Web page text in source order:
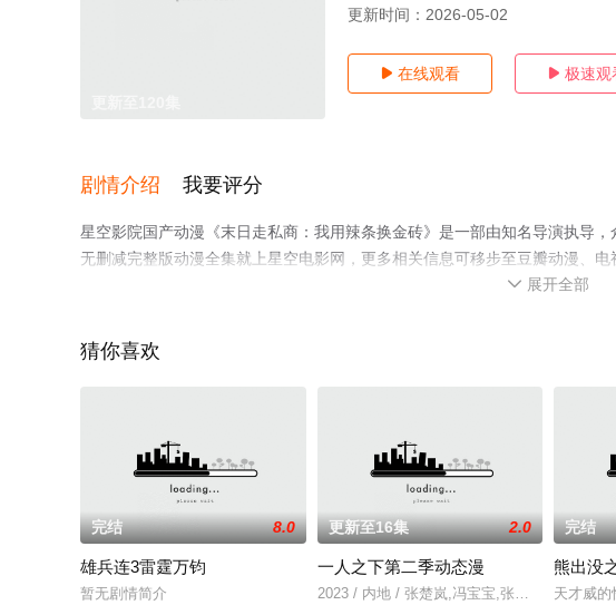
更新时间： 2026-05-02
 在线观看  极速观
剧情介绍 我要评分
星空影院国产动漫《末日走私商：我用辣条换金砖》是一部由知名导演执导
无删减完整版动漫全集就上星空电影网，更多相关信息可移步至豆瓣动漫、电
 展开全部
猜你喜欢
完结 8.0
雄兵连3雷霆万钧
暂无剧情简介
更新至16集 2.0
一人之下第二季动态漫
2023 / 内地 / 张楚岚,冯宝宝,张灵玉
完结
熊出没
天才威